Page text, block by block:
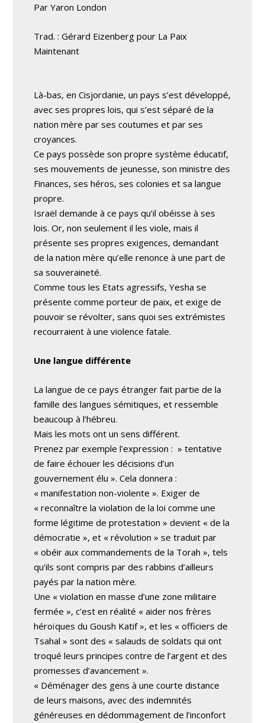
Par Yaron London
Trad. : Gérard Eizenberg pour La Paix
Maintenant
Là-bas, en Cisjordanie, un pays s’est développé,
avec ses propres lois, qui s’est séparé de la
nation mère par ses coutumes et par ses
croyances.
Ce pays possède son propre système éducatif,
ses mouvements de jeunesse, son ministre des
Finances, ses héros, ses colonies et sa langue
propre.
Israël demande à ce pays qu’il obéisse à ses
lois. Or, non seulement il les viole, mais il
présente ses propres exigences, demandant
de la nation mère qu’elle renonce à une part de
sa souveraineté.
Comme tous les Etats agressifs, Yesha se
présente comme porteur de paix, et exige de
pouvoir se révolter, sans quoi ses extrémistes
recourraient à une violence fatale.
Une langue différente
La langue de ce pays étranger fait partie de la
famille des langues sémitiques, et ressemble
beaucoup à l’hébreu.
Mais les mots ont un sens différent.
Prenez par exemple l’expression : » tentative
de faire échouer les décisions d’un
gouvernement élu ». Cela donnera :
« manifestation non-violente ». Exiger de
« reconnaître la violation de la loi comme une
forme légitime de protestation » devient « de la
démocratie », et « révolution » se traduit par
« obéir aux commandements de la Torah », tels
qu’ils sont compris par des rabbins d’ailleurs
payés par la nation mère.
Une « violation en masse d’une zone militaire
fermée », c’est en réalité « aider nos frères
héroïques du Goush Katif », et les « officiers de
Tsahal » sont des « salauds de soldats qui ont
troqué leurs principes contre de l’argent et des
promesses d’avancement ».
« Déménager des gens à une courte distance
de leurs maisons, avec des indemnités
généreuses en dédommagement de l’inconfort